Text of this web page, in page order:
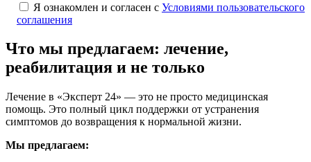
Я ознакомлен и согласен с Условиями пользовательского
соглашения
Что мы предлагаем: лечение,
реабилитация и не только
Лечение в «Эксперт 24» — это не просто медицинская
помощь. Это полный цикл поддержки от устранения
симптомов до возвращения к нормальной жизни.
Мы предлагаем: